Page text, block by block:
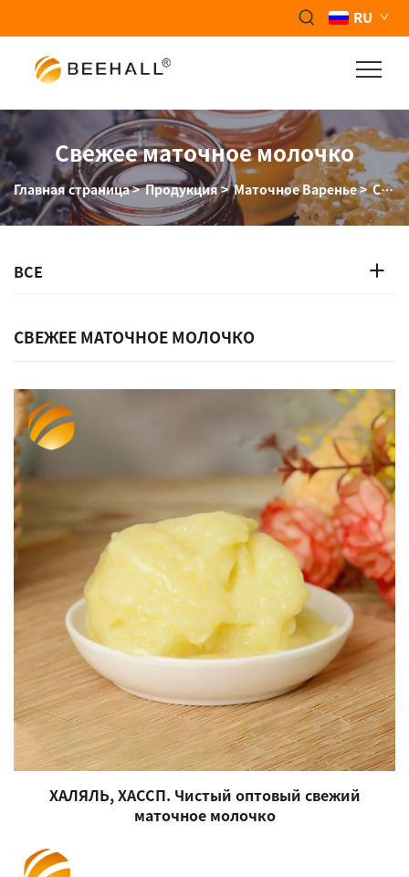
RU
Свежее маточное молочко
Главная страница>Продукция>Маточное Варенье>Свежий Royal Jelly
ВСЕ
СВЕЖЕЕ МАТОЧНОЕ МОЛОЧКО
ХАЛЯЛЬ, ХАССП. Чистый оптовый свежий
маточное молочко